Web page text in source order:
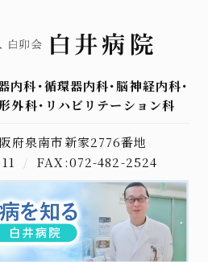
内科･循環器内科･脳神経内科･
外科･リハビリテーション科
府泉南市新家2776番地
/ FAX:072-482-2524